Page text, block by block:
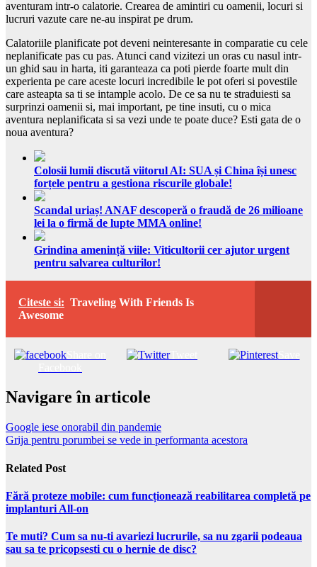
aventuram intr-o calatorie. Crearea de amintiri cu oamenii, locuri si
lucruri vazute care ne-au inspirat pe drum.
Calatoriile planificate pot deveni neinteresante in comparatie cu cele
neplanificate pas cu pas. Atunci cand vizitezi un oras cu nasul intr-
un ghid sau in harta, iti garanteaza ca poti pierde foarte mult din
experienta pe care aceste locuri incredibile le pot oferi si povestile
care asteapta sa ti se intample acolo. De ce sa nu te straduiesti sa
surprinzi oamenii si, mai important, pe tine insuti, cu o mica
aventura neplanificata si sa vezi unde te poate duce? Esti gata de o
noua aventura?
Colosii lumii discută viitorul AI: SUA și China își unesc
forțele pentru a gestiona riscurile globale!
Scandal uriaș! ANAF descoperă o fraudă de 26 milioane
lei la o firmă de lupte MMA online!
Grindina amenință viile: Viticultorii cer ajutor urgent
pentru salvarea culturilor!
Citeste si: Traveling With Friends Is
Awesome
Tweet Save
Navigare în articole
Google iese onorabil din pandemie
Grija pentru porumbei se vede in performanta acestora
Related Post
Fără proteze mobile: cum funcționează reabilitarea completă pe
implanturi All-on
Te muti? Cum sa nu-ti avariezi lucrurile, sa nu zgarii podeaua
sau sa te pricopsesti cu o hernie de disc?